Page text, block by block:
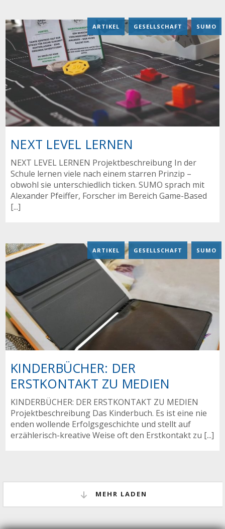
NEXT LEVEL LERNEN
ARTIKEL , GESELLSCHAFT , SUMO
NEXT LEVEL LERNEN Projektbeschreibung In der
Schule lernen viele nach einem starren Prinzip –
obwohl sie unterschiedlich ticken. SUMO sprach mit
Alexander Pfeiffer, Forscher im Bereich Game-Based
[...]
KINDERBÜCHER: DER
ERSTKONTAKT ZU MEDIEN
ARTIKEL , GESELLSCHAFT , SUMO
KINDERBÜCHER: DER ERSTKONTAKT ZU MEDIEN
Projektbeschreibung Das Kinderbuch. Es ist eine nie
enden wollende Erfolgsgeschichte und stellt auf
erzählerisch-kreative Weise oft den Erstkontakt zu [...]
MEHR LADEN